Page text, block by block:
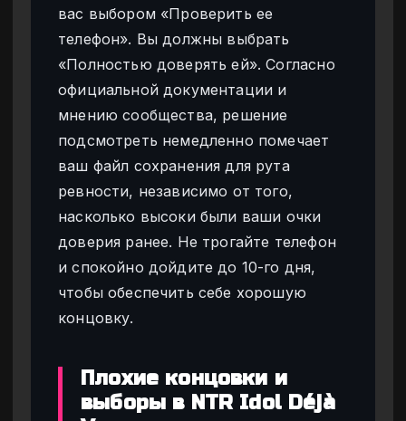
вас выбором «Проверить ее
телефон». Вы должны выбрать
«Полностью доверять ей». Согласно
официальной документации и
мнению сообщества, решение
подсмотреть немедленно помечает
ваш файл сохранения для рута
ревности, независимо от того,
насколько высоки были ваши очки
доверия ранее. Не трогайте телефон
и спокойно дойдите до 10-го дня,
чтобы обеспечить себе хорошую
концовку.
Плохие концовки и
выборы в NTR Idol Déjà